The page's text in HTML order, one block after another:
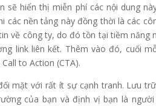
sẽ hiển thị miễn phí các nội dung
các nền tảng này đồng thời là các
về công ty, do đó tồn tại tiềm năng
link liên kết. Thêm vào đó, cuối
to Action (CTA).
mặt với rất ít sự cạnh tranh. Lưu
của bạn và định vị bạn là người